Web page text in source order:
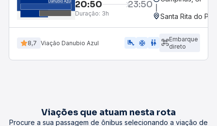
20:50 23:50
Duração: 3h Santa Rita do
8,7 Viação Danubio Azul airline_seat_legroom_extra ac_unit WC
Embarque
direto
Viações que atuam nesta rota
Procure a sua passagem de ônibus selecionando a viação de